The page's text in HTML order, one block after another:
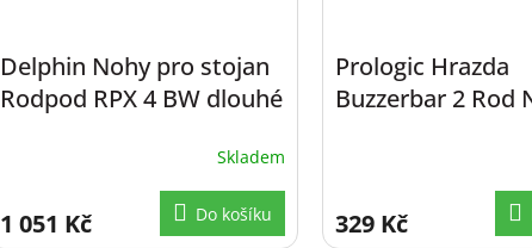
Delphin Nohy pro stojan
Rodpod RPX 4 BW dlouhé
Skladem
1 051 Kč Do košíku
Prologic Hrazda
Buzzerbar 2 Rod
329 Kč